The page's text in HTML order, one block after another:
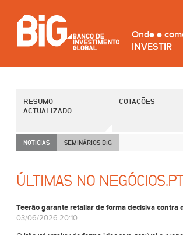
Onde e
INVESTIR
RESUMO
ACTUALIZADO
COTAÇÕES
NOTICIAS SEMINÁRIOS BiG
ÚLTIMAS NO
Teerão garante retaliar de forma decisiva contra
03/06/2026 20:10